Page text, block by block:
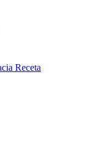
Receta